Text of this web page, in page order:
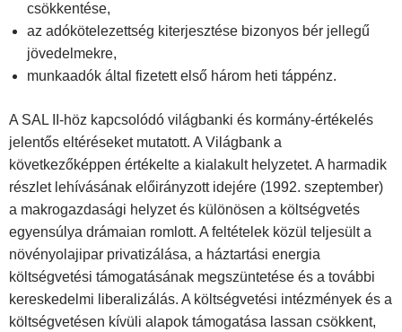
csökkentése,
az adókötelezettség kiterjesztése bizonyos bér jellegű
jövedelmekre,
munkaadók által fizetett első három heti táppénz.
A SAL II-höz kapcsolódó világbanki és kormány-értékelés
jelentős eltéréseket mutatott. A Világbank a
következőképpen értékelte a kialakult helyzetet. A harmadik
részlet lehívásának előirányzott idejére (1992. szeptember)
a makrogazdasági helyzet és különösen a költségvetés
egyensúlya drámaian romlott. A feltételek közül teljesült a
növényolajipar privatizálása, a háztartási energia
költségvetési támogatásának megszüntetése és a további
kereskedelmi liberalizálás. A költségvetési intézmények és a
költségvetésen kívüli alapok támogatása lassan csökkent,